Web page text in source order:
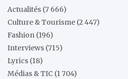
Actualités (7 666)
Culture & Tourisme (2 447)
Fashion (196)
Interviews (715)
Lyrics (18)
Médias & TIC (1 704)